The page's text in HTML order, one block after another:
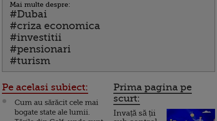
Mai multe despre:
#Dubai
#criza economica
#investitii
#pensionari
#turism
Pe acelasi subiect:
Cum au sărăcit cele mai
bogate state ale lumii.
Prima pagina pe
scurt:
Invață să ții